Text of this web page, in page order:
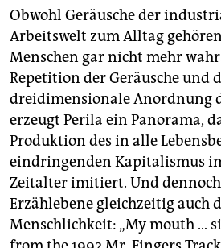
Obwohl Geräusche der
Arbeitswelt zum Alltag
Menschen gar nicht mehr
Repetition der Geräusche und
dreidimensionale Anordnung
erzeugt Perila ein Panorama,
Produktion des in alle
eindringenden Kapitalismus
Zeitalter imitiert. Und
Erzählebene gleichzeitig auch
Menschlichkeit: „My mouth …